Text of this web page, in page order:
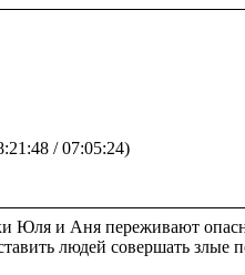
/ 07:05:24)
Юля и Аня переживают
людей совершать